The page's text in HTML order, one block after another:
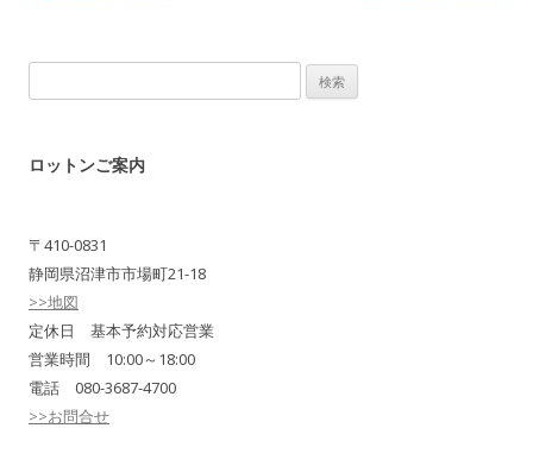
索:
ロットンご案内
〒410-0831
静岡県沼津市市場町21-18
>>地図
定休日 基本予約対応営業
営業時間 10:00～18:00
電話 080-3687-4700
>>お問合せ